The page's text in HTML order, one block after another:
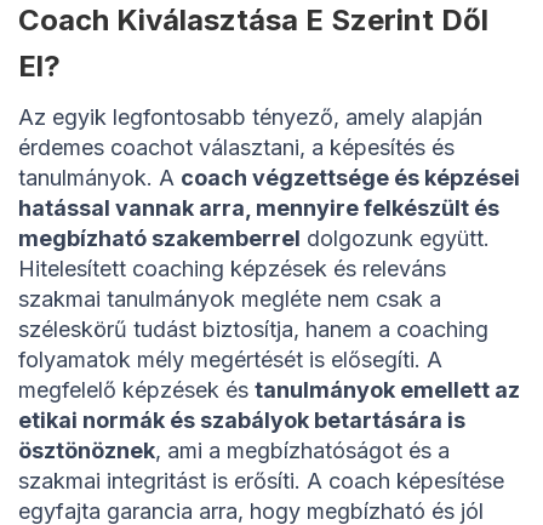
Coach Kiválasztása E Szerint Dől
El?
Az egyik legfontosabb tényező, amely alapján
érdemes coachot választani, a képesítés és
tanulmányok. A coach végzettsége és képzései
hatással vannak arra, mennyire felkészült és
megbízható szakemberrel dolgozunk együtt.
Hitelesített coaching képzések és releváns
szakmai tanulmányok megléte nem csak a
széleskörű tudást biztosítja, hanem a coaching
folyamatok mély megértését is elősegíti. A
megfelelő képzések és tanulmányok emellett az
etikai normák és szabályok betartására is
ösztönöznek, ami a megbízhatóságot és a
szakmai integritást is erősíti. A coach képesítése
egyfajta garancia arra, hogy megbízható és jól